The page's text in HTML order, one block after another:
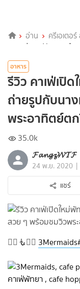
อ่าน ครีเอเตอ
Cafe ถ่ายรูปกับนางเงื
อาหาร
รีวิว คาเฟ่เปิ
ถ่ายรูปกับนา
พระอาทิตย์ตก
35.0k
𝓕𝓪𝓷𝓰𝔃𝓦𝓣𝓕
24 พ.ย. 2020 |
แชร์
🧜‍♀️🧜🧜‍♂️ 3Mermaids